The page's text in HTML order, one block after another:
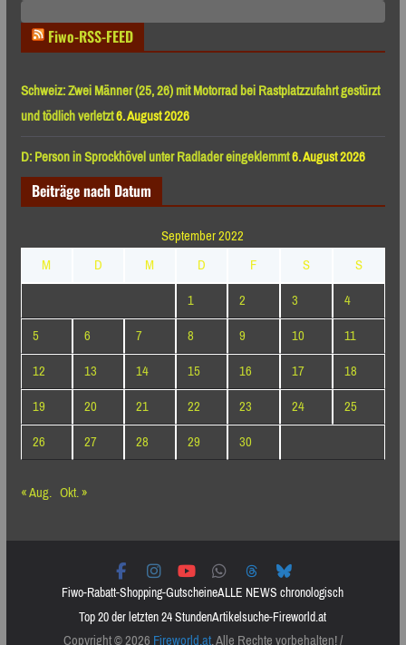
Fiwo-RSS-FEED
Schweiz: Zwei Männer (25, 26) mit Motorrad bei Rastplatzzufahrt gestürzt
und tödlich verletzt6. August 2026
D: Person in Sprockhövel unter Radlader eingeklemmt6. August 2026
Beiträge nach Datum
September 2022
M
D M D F S
S
1
2 3
4
5
6 7 8 9 10
11
12
13 14 15 16 17
18
19
20 21 22 23 24
25
26
27 28 29
30
« Aug. Okt. »
Fiwo-Rabatt-Shopping-GutscheineALLE NEWS chronologisch
Top 20 der letzten 24 StundenArtikelsuche-Fireworld.at